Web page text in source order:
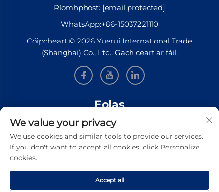
Ríomhphost: [email protected]
WhatsApp:+86-15037221110
Cóipcheart © 2026 Yuerui International Trade
(Shanghai) Co., Ltd.. Gach ceart ar fáil.
Eolas
Síní leat le bheith ar liosta le haghaidh ár nuachtslánú
seachtúil
We value your privacy
We use cookies and similar tools to provide our services.
If you don't want to accept all cookies, click Personalize
cookies.
Accept all